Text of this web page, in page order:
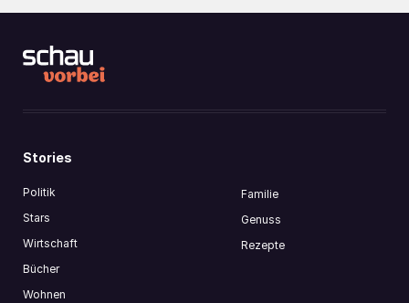
Stories
Politik
Stars
Wirtschaft
Bücher
Wohnen
Familie
Genuss
Rezepte